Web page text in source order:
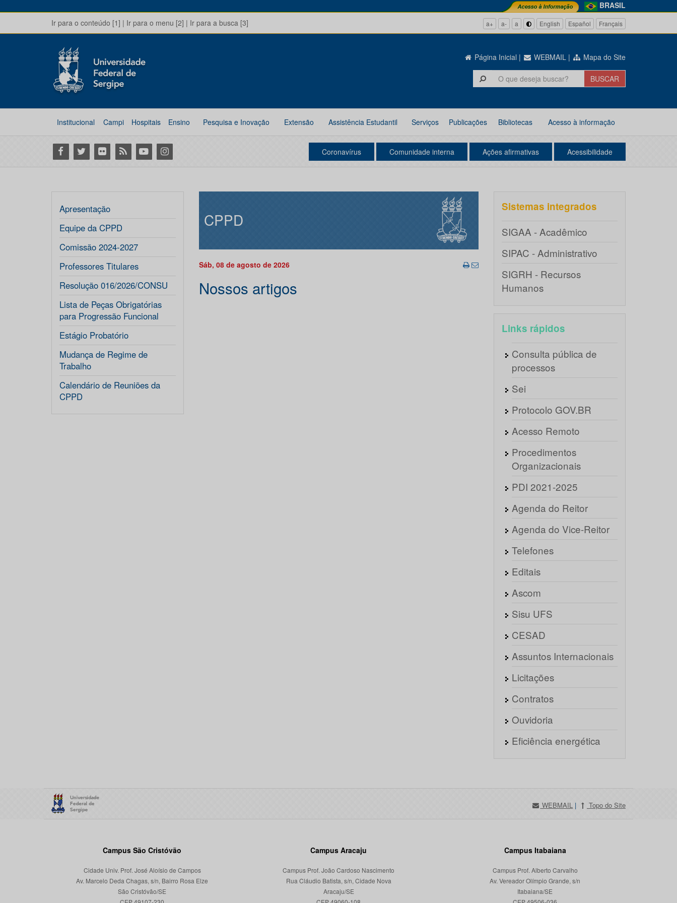
BRASIL
Ir para o conteúdo [1] | Ir para o menu [2] | Ir para a busca [3] a+ a- a English Español Français
Página Inicial | WEBMAIL | Mapa do Site
Institucional Campi Hospitais Ensino Pesquisa e Inovação Extensão Assistência Estudantil Serviços Publicações Bibliotecas Acesso à informação
Facebook
Twitter Flickr RSS YoutubeInstagram Coronavírus Comunidade interna Ações afirmativas Acessibilidade
Apresentação
Equipe da CPPD
Comissão 2024-2027
Professores Titulares
Resolução 016/2026/CONSU
Lista de Peças Obrigatórias
para Progressão Funcional
Estágio Probatório
Mudança de Regime de
Trabalho
Calendário de Reuniões da
CPPD
CPPD
Sáb, 08 de agosto de 2026
Nossos artigos
Sistemas integrados
SIGAA - Acadêmico
SIPAC - Administrativo
SIGRH - Recursos
Humanos
Links rápidos
Consulta pública de
processos
Sei
Protocolo GOV.BR
Acesso Remoto
Procedimentos
Organizacionais
PDI 2021-2025
Agenda do Reitor
Agenda do Vice-Reitor
Telefones
Editais
Ascom
Sisu UFS
CESAD
Assuntos Internacionais
Licitações
Contratos
Ouvidoria
Eficiência energética
WEBMAIL | Topo do Site
Campus São Cristóvão
Cidade Univ. Prof. José Aloísio de Campos
Av. Marcelo Deda Chagas, s/n, Bairro Rosa Elze
São Cristóvão/SE
Campus Aracaju
Campus Prof. João Cardoso Nascimento
Rua Cláudio Batista, s/n, Cidade Nova
Aracaju/SE
Campus Itabaiana
Campus Prof. Alberto Carvalho
Av. Vereador Olímpio Grande, s/n
Itabaiana/SE